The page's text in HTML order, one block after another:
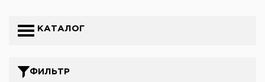
КАТАЛОГ
ФИЛЬТР